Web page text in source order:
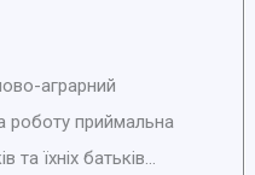
аграрний
роботу приймальна
та їхніх батьків...